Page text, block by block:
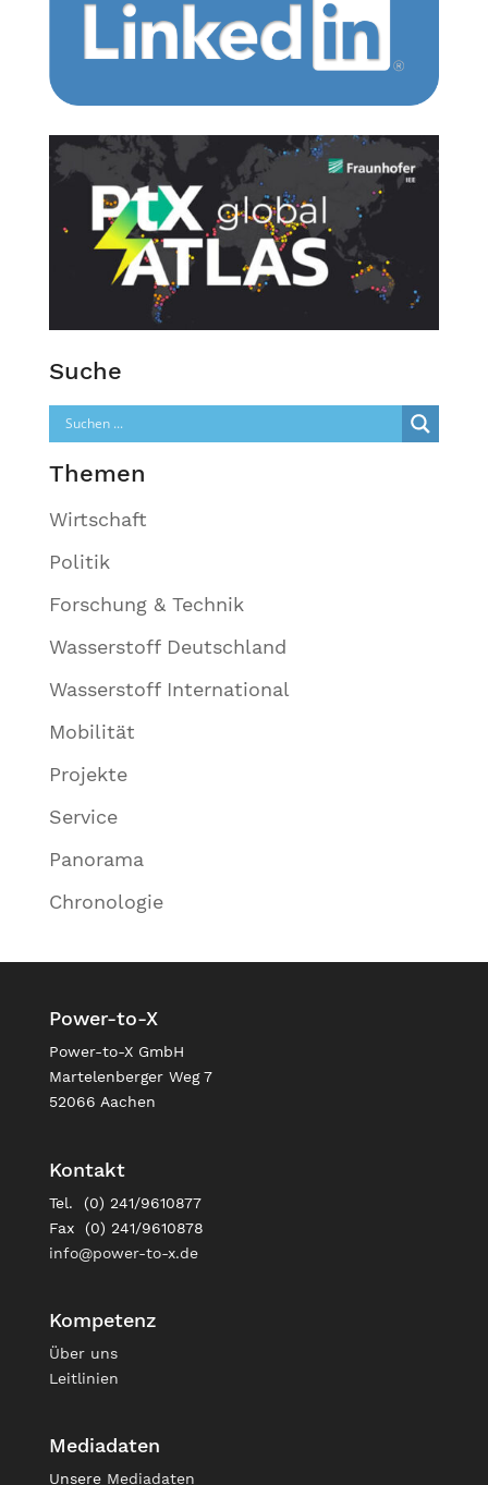
Suche
Themen
Wirtschaft
Politik
Forschung & Technik
Wasserstoff Deutschland
Wasserstoff International
Mobilität
Projekte
Service
Panorama
Chronologie
Power-to-X
Power-to-X GmbH
Martelenberger Weg 7
52066 Aachen
Kontakt
Tel. (0) 241/9610877
Fax (0) 241/9610878
info@power-to-x.de
Kompetenz
Über uns
Leitlinien
Mediadaten
Unsere Mediadaten